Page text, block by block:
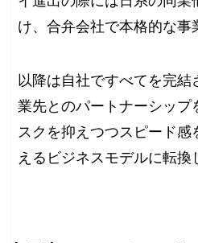
け、合弁会社で本格的な事
以降は自社ですべてを完結
業先とのパートナーシップ
スクを抑えつつスピード感
えるビジネスモデルに転換